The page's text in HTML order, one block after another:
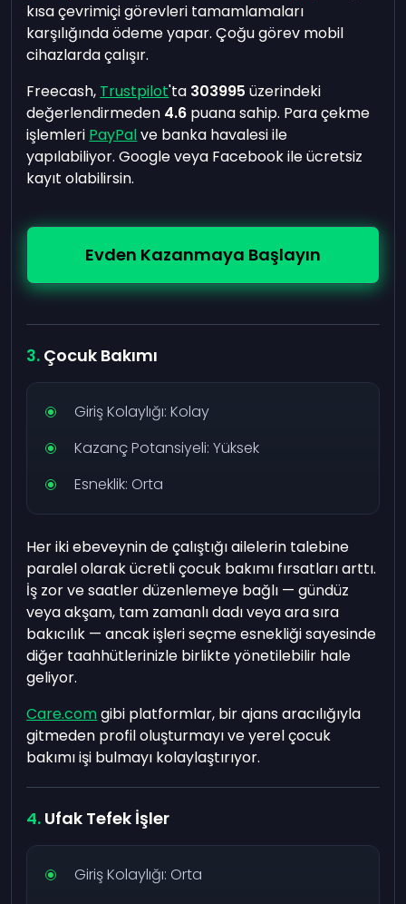
kısa çevrimiçi görevleri tamamlamaları
karşılığında ödeme yapar. Çoğu görev mobil
cihazlarda çalışır.
Freecash, Trustpilot'ta 303995 üzerindeki
değerlendirmeden 4.6 puana sahip. Para çekme
işlemleri PayPalve banka havalesi ile
yapılabiliyor. Google veya Facebook ile ücretsiz
kayıt olabilirsin.
Evden Kazanmaya Başlayın
Çocuk Bakımı
Giriş Kolaylığı: Kolay
Kazanç Potansiyeli: Yüksek
Esneklik: Orta
Her iki ebeveynin de çalıştığı ailelerin talebine
paralel olarak ücretli çocuk bakımı fırsatları arttı.
İş zor ve saatler düzenlemeye bağlı — gündüz
veya akşam, tam zamanlı dadı veya ara sıra
bakıcılık — ancak işleri seçme esnekliği sayesinde
diğer taahhütlerinizle birlikte yönetilebilir hale
geliyor.
Care.comgibi platformlar, bir ajans aracılığıyla
gitmeden profil oluşturmayı ve yerel çocuk
bakımı işi bulmayı kolaylaştırıyor.
Ufak Tefek İşler
Giriş Kolaylığı: Orta